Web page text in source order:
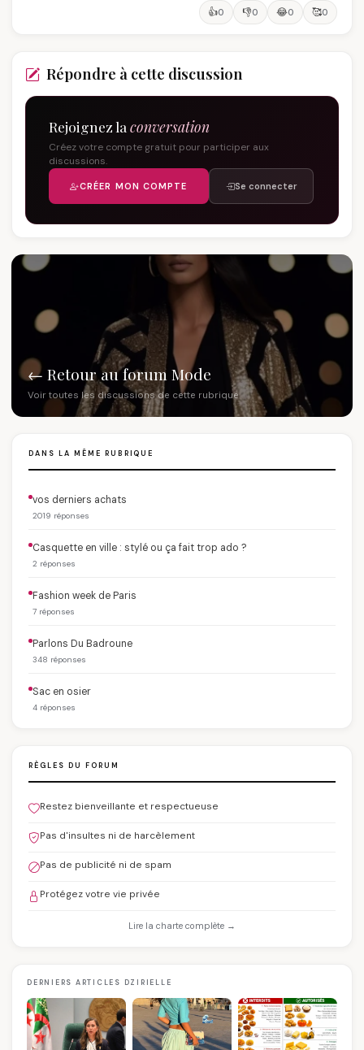
👍0 👎0 😂0 🥰0
Répondre à cette discussion
Rejoignez la conversation
Créez votre compte gratuit pour participer aux
discussions.
CRÉER MON COMPTE Se connecter
← Retour au forum Mode
Voir toutes les discussions de cette rubrique
DANS LA MÊME RUBRIQUE
vos derniers achats
2019 réponses
Casquette en ville : stylé ou ça fait trop ado ?
2 réponses
Fashion week de Paris
7 réponses
Parlons Du Badroune
348 réponses
Sac en osier
4 réponses
RÈGLES DU FORUM
Restez bienveillante et respectueuse
Pas d'insultes ni de harcèlement
Pas de publicité ni de spam
Protégez votre vie privée
Lire la charte complète →
DERNIERS ARTICLES DZIRIELLE